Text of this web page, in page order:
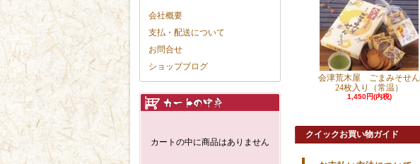
会社概要
支払・配送について
お問合せ
ショップブログ
カートの中に商品はありません
会津荒木屋 ごまみそせん
24枚入り（常温）
1,450円(内税)
クイックお買い物ガイド